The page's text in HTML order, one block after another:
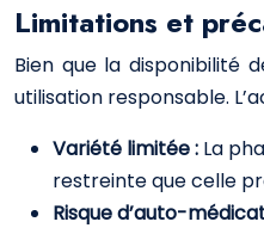
Limitations et
Bien que la disponibilité
utilisation responsable.
Variété limitée : La
restreinte que celle
Risque d’auto-